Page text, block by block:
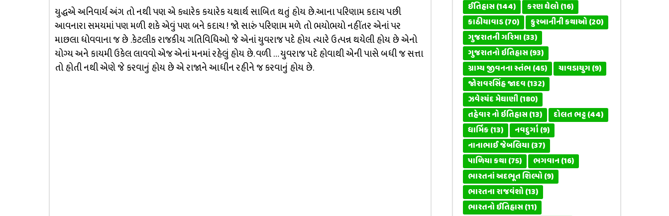
યુદ્ધએ અનિવાર્ય અંગ તો નથી પણ એ ક્યારેક કયારેક યથાર્થ સાબિત થતું હોય છે.આના પરિણામ કદાચ પછી
આવનારા સમયમાં પણ મળી શકે એવું પણ બને કદાચ ! જો સારું પરિણામ મળે તો ભયોભયો નહીંતર એનાં પર
માછલા ધોવવાના જ છે .કેટલીક રાજકીય ગતિવિધિઓ જે એનાં યુવરાજ પદે હોય ત્યારે ઉત્પન્ન થયેલી હોય છે એનો
યોગ્ય અને કાયમી ઉકેલ લાવવો એજ એનાં મનમાં રહેલું હોય છે. વળી … યુવરાજ પદે હોવાથી એની પાસે બધી જ સત્તા
તો હોતી નથી એણે જે કરવાનું હોય છે એ રાજાને આધીન રહીને જ કરવાનું હોય છે.
ઈતિહાસ(144) કરણ ઘેલો(16)
કાઠીયાવાડ(70) કુરબાનીની કથાઓ(20)
ગુજરાતની ગરિમા(33)
ગુજરાતનો ઇતિહાસ(93)
ગ્રામ્ય જીવનના સ્તંભ(45) ચાવડાયુગ(9)
જોરાવરસિંહ જાદવ(132)
ઝવેરચંદ મેઘાણી(180)
તહેવાર નો ઇતિહાસ(13) દોલત ભટ્ટ(44)
ધાર્મિક(13) નવદુર્ગા(9)
નાનાભાઈ જેબલિયા(37)
પાળિયા કથા(75) ભગવાન(16)
ભારતનાં અદભૂત શિલ્પો(9)
ભારતના રાજવંશો(13)
ભારતનો ઈતિહાસ(11)